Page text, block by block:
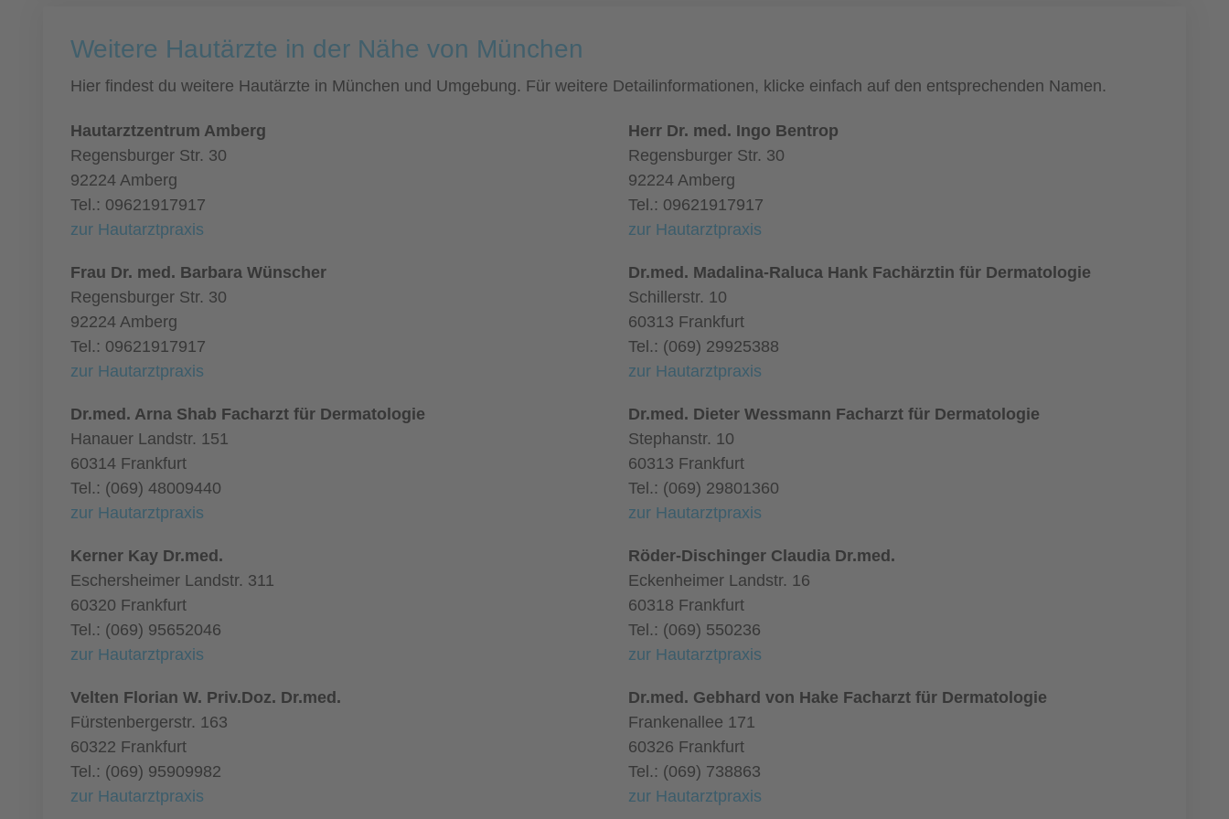
Weitere Hautärzte in der Nähe von München
Hier findest du weitere Hautärzte in München und Umgebung. Für weitere Detailinformationen, klicke einfach auf den entsprechenden Namen.
Hautarztzentrum Amberg
Regensburger Str. 30
92224 Amberg
Tel.: 09621917917
zur Hautarztpraxis
Herr Dr. med. Ingo Bentrop
Regensburger Str. 30
92224 Amberg
Tel.: 09621917917
zur Hautarztpraxis
Frau Dr. med. Barbara Wünscher
Regensburger Str. 30
92224 Amberg
Tel.: 09621917917
zur Hautarztpraxis
Dr.med. Madalina-Raluca Hank Fachärztin für Dermatologie
Schillerstr. 10
60313 Frankfurt
Tel.: (069) 29925388
zur Hautarztpraxis
Dr.med. Arna Shab Facharzt für Dermatologie
Hanauer Landstr. 151
60314 Frankfurt
Tel.: (069) 48009440
zur Hautarztpraxis
Dr.med. Dieter Wessmann Facharzt für Dermatologie
Stephanstr. 10
60313 Frankfurt
Tel.: (069) 29801360
zur Hautarztpraxis
Kerner Kay Dr.med.
Eschersheimer Landstr. 311
60320 Frankfurt
Tel.: (069) 95652046
zur Hautarztpraxis
Röder-Dischinger Claudia Dr.med.
Eckenheimer Landstr. 16
60318 Frankfurt
Tel.: (069) 550236
zur Hautarztpraxis
Velten Florian W. Priv.Doz. Dr.med.
Fürstenbergerstr. 163
60322 Frankfurt
Tel.: (069) 95909982
zur Hautarztpraxis
Dr.med. Gebhard von Hake Facharzt für Dermatologie
Frankenallee 171
60326 Frankfurt
Tel.: (069) 738863
zur Hautarztpraxis